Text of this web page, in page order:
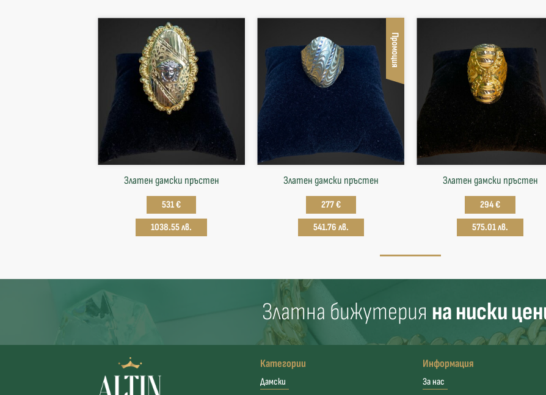
Златен дамски пръстен
531 €
1038.55 лв.
Промоция
Златен дамски пръстен
277 €
541.76 лв.
Златен дамски пръстен
294 €
575.01 лв.
Златна бижутерия на ниски
Категории
Дамски
Информация
За нас